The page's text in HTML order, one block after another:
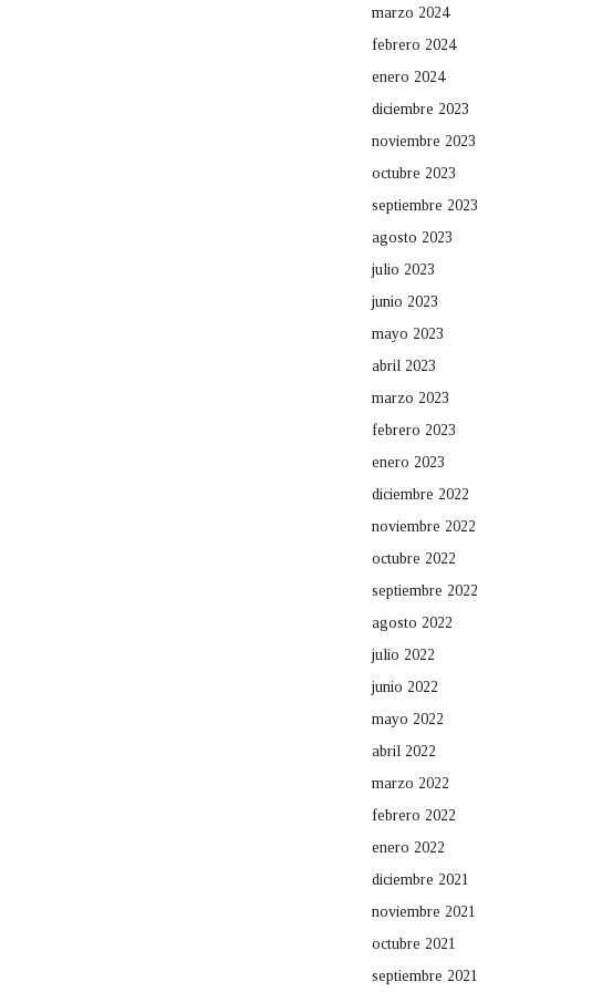
marzo 2024
febrero 2024
enero 2024
diciembre 2023
noviembre 2023
octubre 2023
septiembre 2023
agosto 2023
julio 2023
junio 2023
mayo 2023
abril 2023
marzo 2023
febrero 2023
enero 2023
diciembre 2022
noviembre 2022
octubre 2022
septiembre 2022
agosto 2022
julio 2022
junio 2022
mayo 2022
abril 2022
marzo 2022
febrero 2022
enero 2022
diciembre 2021
noviembre 2021
octubre 2021
septiembre 2021